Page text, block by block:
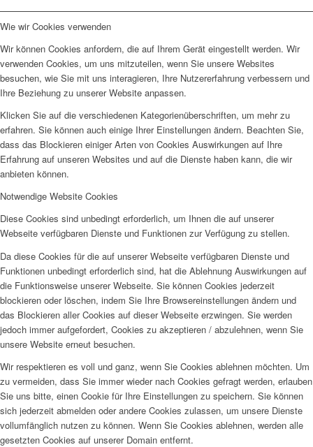
Wie wir Cookies verwenden
Wir können Cookies anfordern, die auf Ihrem Gerät eingestellt werden. Wir
verwenden Cookies, um uns mitzuteilen, wenn Sie unsere Websites
besuchen, wie Sie mit uns interagieren, Ihre Nutzererfahrung verbessern und
Ihre Beziehung zu unserer Website anpassen.
Klicken Sie auf die verschiedenen Kategorienüberschriften, um mehr zu
erfahren. Sie können auch einige Ihrer Einstellungen ändern. Beachten Sie,
dass das Blockieren einiger Arten von Cookies Auswirkungen auf Ihre
Erfahrung auf unseren Websites und auf die Dienste haben kann, die wir
anbieten können.
Notwendige Website Cookies
Diese Cookies sind unbedingt erforderlich, um Ihnen die auf unserer
Webseite verfügbaren Dienste und Funktionen zur Verfügung zu stellen.
Da diese Cookies für die auf unserer Webseite verfügbaren Dienste und
Funktionen unbedingt erforderlich sind, hat die Ablehnung Auswirkungen auf
die Funktionsweise unserer Webseite. Sie können Cookies jederzeit
blockieren oder löschen, indem Sie Ihre Browsereinstellungen ändern und
das Blockieren aller Cookies auf dieser Webseite erzwingen. Sie werden
jedoch immer aufgefordert, Cookies zu akzeptieren / abzulehnen, wenn Sie
unsere Website erneut besuchen.
Wir respektieren es voll und ganz, wenn Sie Cookies ablehnen möchten. Um
zu vermeiden, dass Sie immer wieder nach Cookies gefragt werden, erlauben
Sie uns bitte, einen Cookie für Ihre Einstellungen zu speichern. Sie können
sich jederzeit abmelden oder andere Cookies zulassen, um unsere Dienste
vollumfänglich nutzen zu können. Wenn Sie Cookies ablehnen, werden alle
gesetzten Cookies auf unserer Domain entfernt.